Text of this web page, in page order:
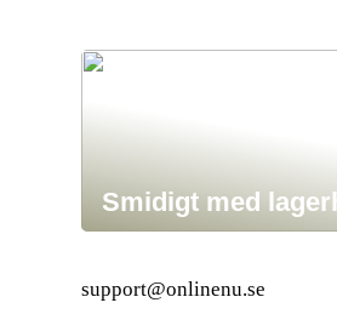
Smidigt med
support@onlinenu.se